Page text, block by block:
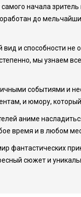
начала
до
и способности
мы узнаем
событиями и
и юмору, который
аниме
время и в любом
фантастических
сюжет и